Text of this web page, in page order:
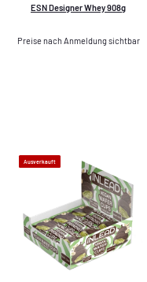
ESN Designer Whey 908g
Preise nach Anmeldung sichtbar
Ausverkauft